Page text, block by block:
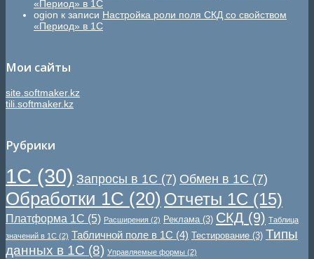
«Период» в 1С
ogion к записи Настройка роли поля СКД со свойством
«Период» в 1С
Мои сайты
site.softmaker.kz
tili.softmaker.kz
Рубрики
1С (30) Запросы в 1С (7) Обмен в 1С (7)
Обработки 1С (20) Отчеты 1С (15)
Платформа 1С (5) Расширения (2) Реклама(3) СКД (9) Таблица
значений в 1С (2) Табличной поле в 1С (4) Тестирование (3) Типы
данных в 1С (8) Управляемые формы (2)